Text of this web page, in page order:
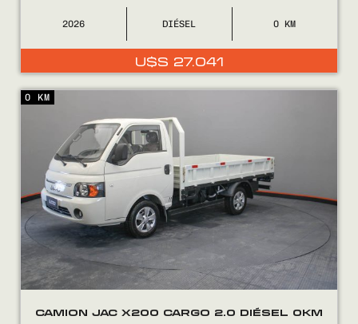
2026 DIÉSEL 0
U$S 27.041
CAMION JAC X200 CARGO 2.0 DIÉSEL 0KM
0 KM